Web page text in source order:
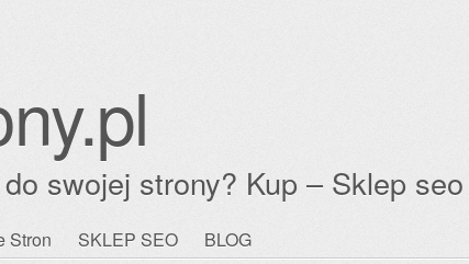
swojej strony? Kup – Sklep seo
Stron SKLEP SEO BLOG